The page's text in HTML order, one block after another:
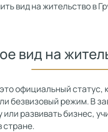
вид на жительство в
вид на
официальный статус,
безвизовый режим. В
развивать бизнес,
стране.